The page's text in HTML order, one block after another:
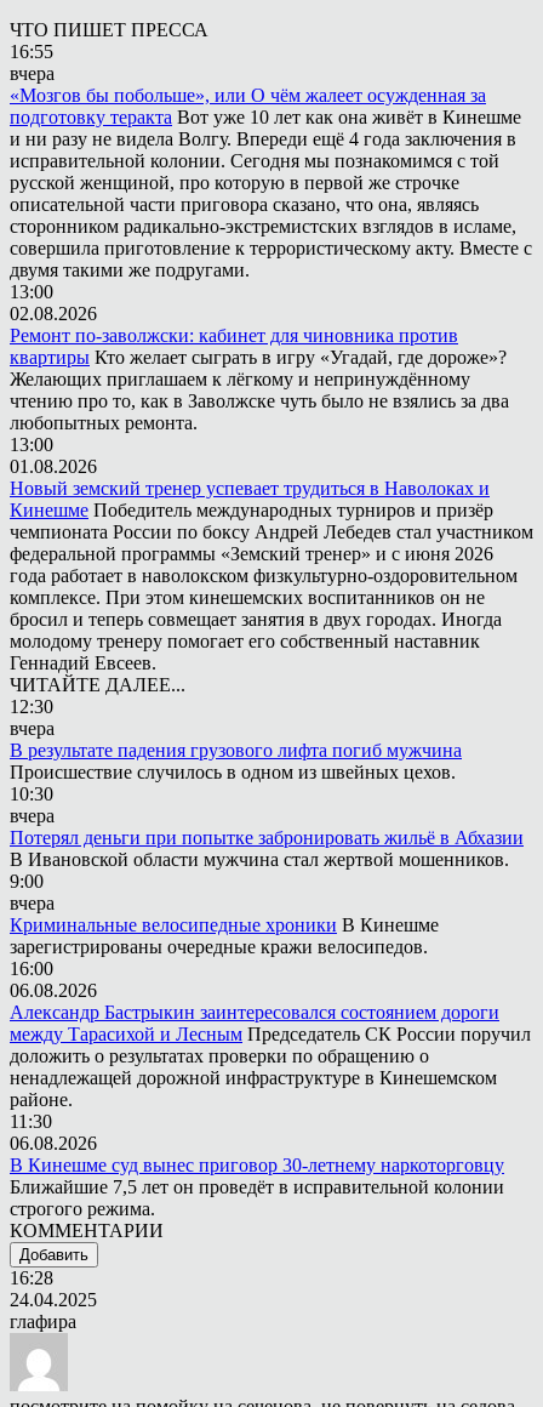
ЧТО ПИШЕТ ПРЕССА
16:55
вчера
«Мозгов бы побольше», или О чём жалеет осужденная за
подготовку теракта Вот уже 10 лет как она живёт в Кинешме
и ни разу не видела Волгу. Впереди ещё 4 года заключения в
исправительной колонии. Сегодня мы познакомимся с той
русской женщиной, про которую в первой же строчке
описательной части приговора сказано, что она, являясь
сторонником радикально-экстремистских взглядов в исламе,
совершила приготовление к террористическому акту. Вместе с
двумя такими же подругами.
13:00
02.08.2026
Ремонт по-заволжски: кабинет для чиновника против
квартиры Кто желает сыграть в игру «Угадай, где дороже»?
Желающих приглашаем к лёгкому и непринуждённому
чтению про то, как в Заволжске чуть было не взялись за два
любопытных ремонта.
13:00
01.08.2026
Новый земский тренер успевает трудиться в Наволоках и
Кинешме Победитель международных турниров и призёр
чемпионата России по боксу Андрей Лебедев стал участником
федеральной программы «Земский тренер» и с июня 2026
года работает в наволокском физкультурно-оздоровительном
комплексе. При этом кинешемских воспитанников он не
бросил и теперь совмещает занятия в двух городах. Иногда
молодому тренеру помогает его собственный наставник
Геннадий Евсеев.
ЧИТАЙТЕ ДАЛЕЕ...
12:30
вчера
В результате падения грузового лифта погиб мужчина
Происшествие случилось в одном из швейных цехов.
10:30
вчера
Потерял деньги при попытке забронировать жильё в Абхазии
В Ивановской области мужчина стал жертвой мошенников.
9:00
вчера
Криминальные велосипедные хроники В Кинешме
зарегистрированы очередные кражи велосипедов.
16:00
06.08.2026
Александр Бастрыкин заинтересовался состоянием дороги
между Тарасихой и Лесным Председатель СК России поручил
доложить о результатах проверки по обращению о
ненадлежащей дорожной инфраструктуре в Кинешемском
районе.
11:30
06.08.2026
В Кинешме суд вынес приговор 30-летнему наркоторговцу
Ближайшие 7,5 лет он проведёт в исправительной колонии
строгого режима.
КОММЕНТАРИИ
Добавить
16:28
24.04.2025
глафира